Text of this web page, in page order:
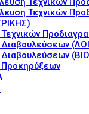
Τεχνικών
Διαβουλεύσεων
Προκηρύξεων